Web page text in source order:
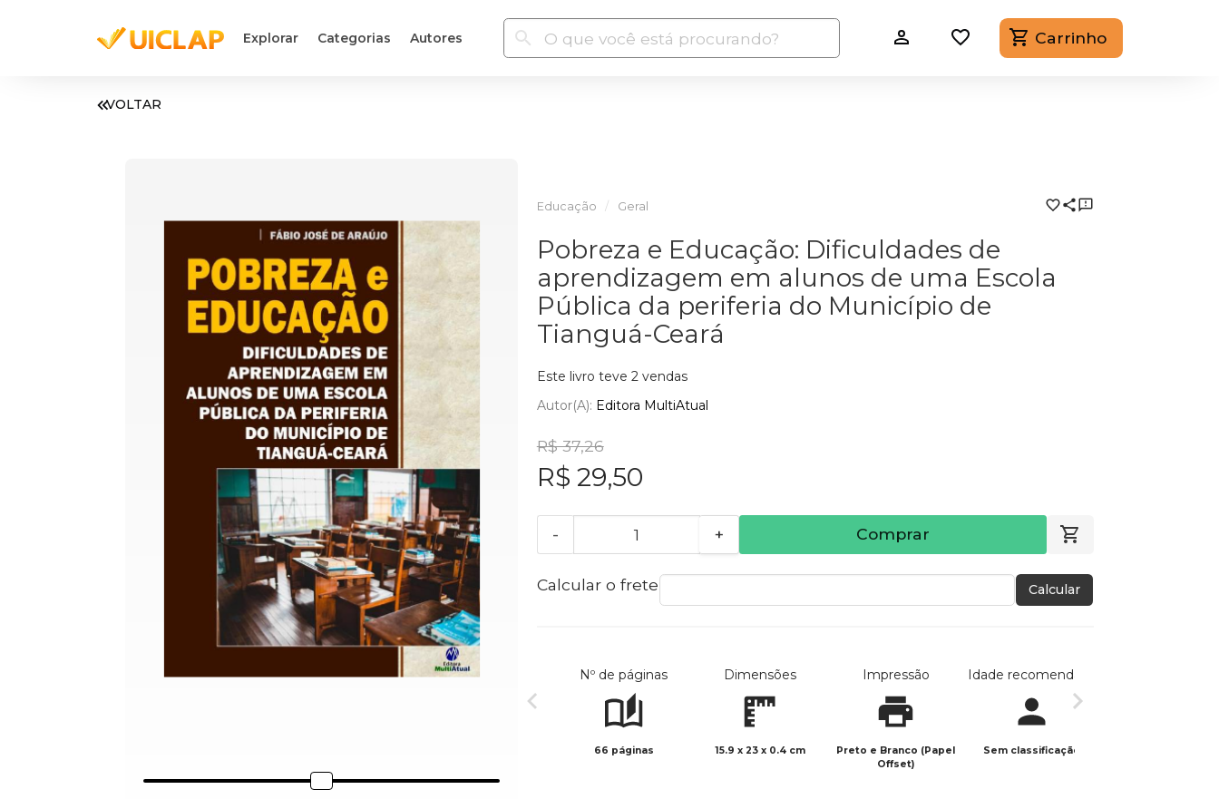
Explorar Categorias Autores Carrinho
VOLTAR
Educação Geral
Pobreza e Educação: Dificuldades de
aprendizagem em alunos de uma Escola
Pública da periferia do Município de
Tianguá-Ceará
Este livro teve 2 vendas
Autor(a): Editora MultiAtual
R$ 37,26
R$ 29,50
- + Comprar
Calcular o frete Calcular
Nº de páginas
66 páginas
Dimensões
15.9 x 23 x 0.4 cm
Impressão
Preto e Branco (Papel
Offset)
Idade recomendada
Sem classificação